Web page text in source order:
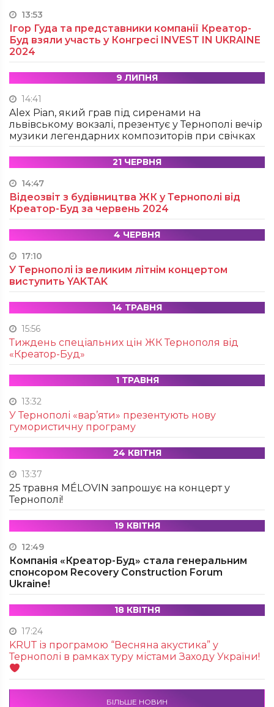
13:53
Ігор Гуда та представники компанії Креатор-
Буд взяли участь у Конгресі INVEST IN UKRAINE
2024
9 ЛИПНЯ
14:41
Alex Pian, який грав під сиренами на
львівському вокзалі, презентує у Тернополі вечір
музики легендарних композиторів при свічках
21 ЧЕРВНЯ
14:47
Відеозвіт з будівництва ЖК у Тернополі від
Креатор-Буд за червень 2024
4 ЧЕРВНЯ
17:10
У Тернополі із великим літнім концертом
виступить YAKTAK
14 ТРАВНЯ
15:56
Тиждень спеціальних цін ЖК Тернополя від
«Креатор-Буд»
1 ТРАВНЯ
13:32
У Тернополі «вар’яти» презентують нову
гумористичну програму
24 КВІТНЯ
13:37
25 травня MÉLOVIN запрошує на концерт у
Тернополі!
19 КВІТНЯ
12:49
Компанія «Креатор-Буд» стала генеральним
спонсором Recovery Construction Forum
Ukraine!
18 КВІТНЯ
17:24
KRUТ із програмою “Весняна акустика” у
Тернополі в рамках туру містами Заходу України!
БІЛЬШЕ НОВИН